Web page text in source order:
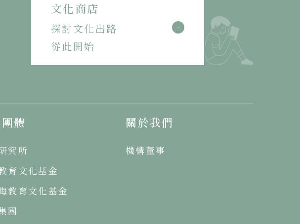
文化商店
探討文化出路
從此開始
體
究所
育文化基金
教育文化基金
團
關於我們
機構董事